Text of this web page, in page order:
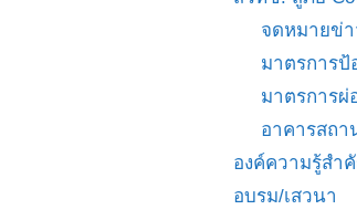
จดหมายข่
มาตรการป้
มาตรการผ่
อาคารสถา
องค์ความรู้สำ
อบรม/เสวนา